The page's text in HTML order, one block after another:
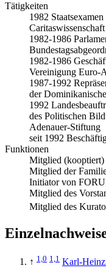
Tätigkeiten
1982
1982-1986
1982-1986
Vereinigung Euro-
1987-1992
der
1992
des Politischen
Adenauer-Stiftung
seit 1992
Funktionen
Mitglied (kooptiert)
Mitglied der
Initiator von
Mitglied des
Mitglied des
↑ 1,0 1,1 Karl-